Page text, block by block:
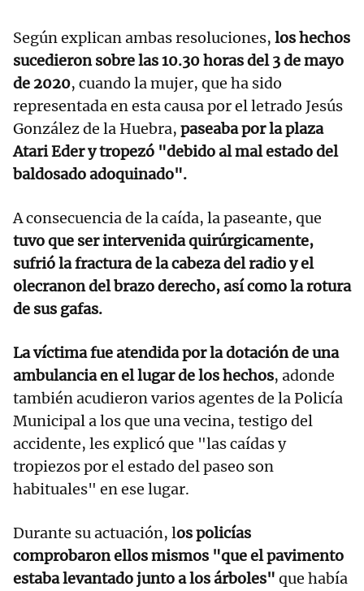
Según explican ambas resoluciones, los hechos
sucedieron sobre las 10.30 horas del 3 de mayo
de 2020, cuando la mujer, que ha sido
representada en esta causa por el letrado Jesús
González de la Huebra, paseaba por la plaza
Atari Eder y tropezó "debido al mal estado del
baldosado adoquinado".
A consecuencia de la caída, la paseante, que
tuvo que ser intervenida quirúrgicamente,
sufrió la fractura de la cabeza del radio y el
olecranon del brazo derecho, así como la rotura
de sus gafas.
La víctima fue atendida por la dotación de una
ambulancia en el lugar de los hechos, adonde
también acudieron varios agentes de la Policía
Municipal a los que una vecina, testigo del
accidente, les explicó que "las caídas y
tropiezos por el estado del paseo son
habituales" en ese lugar.
Durante su actuación, los policías
comprobaron ellos mismos "que el pavimento
estaba levantado junto a los árboles" que había